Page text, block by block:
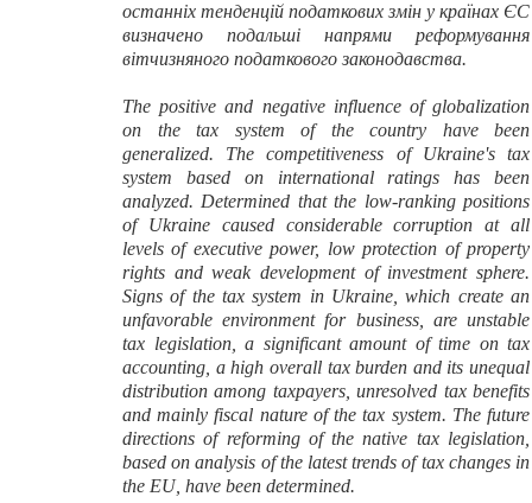
останніх тенденцій податкових змін у країнах ЄС
визначено подальші напрями реформування
вітчизняного податкового законодавства.
The positive and negative influenceof globalization
on the tax system of the country have been
generalized. The competitiveness of Ukraine's tax
system based on international ratings has been
analyzed. Determined that the low-ranking positions
of Ukraine caused considerable corruption at all
levels of executive power, low protection of property
rights and weak development of investment sphere.
Signs of the tax system in Ukraine, which create an
unfavorable environment for business, are unstable
tax legislation, a significant amount of time on tax
accounting, a high overall tax burden and its unequal
distribution among taxpayers, unresolved tax benefits
and mainly fiscal nature of the tax system. The future
directions of reforming of the native tax legislation,
based on analysis of the latest trends of tax changes in
the EU, have been determined.